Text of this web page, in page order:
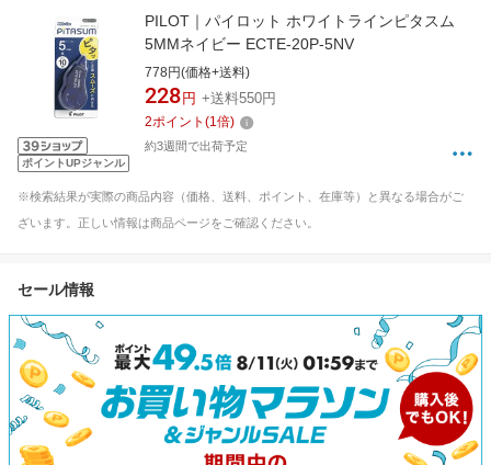
ポイントUPジャンル
PILOT｜パイロット ホワイトラインピタスム
5MMネイビー ECTE-20P-5NV
778円(価格+送料)
228 円 +送料550円
2ポイント (1倍)
約3週間で出荷予定
※検索結果が実際の商品内容（価格、送料、ポイント、在庫等）と異なる場合がご
ざいます。正しい情報は商品ページをご確認ください。
セール情報